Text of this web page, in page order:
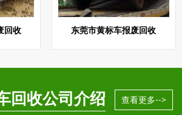
回收 东莞市黄标车报废回收
回收公司介绍 查看更多-->